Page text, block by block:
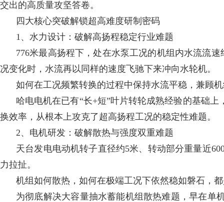
交出的高质量攻坚答卷。
四大核心突破解锁超高难度研制密码
1、水力设计：破解高扬程稳定行业难题
776米最高扬程下，处在水泵工况的机组内水流流
况变化时，水流再以同样的速度飞驰下来冲向水轮机。
如何在工况频繁转换的过程中保持水流平稳，兼顾
哈电电机在已有“长+短”叶片转轮成熟经验的基础
换效率，从根本上攻克了超高扬程工况的稳定性难题。
2、电机研发：破解散热与强度双重难题
天台发电电动机转子直径约5米、转动部分重量近
力拉扯。
机组如何散热，如何在极端工况下依然稳如磐石，
为彻底解决大容量抽水蓄能机组散热难题，早在单